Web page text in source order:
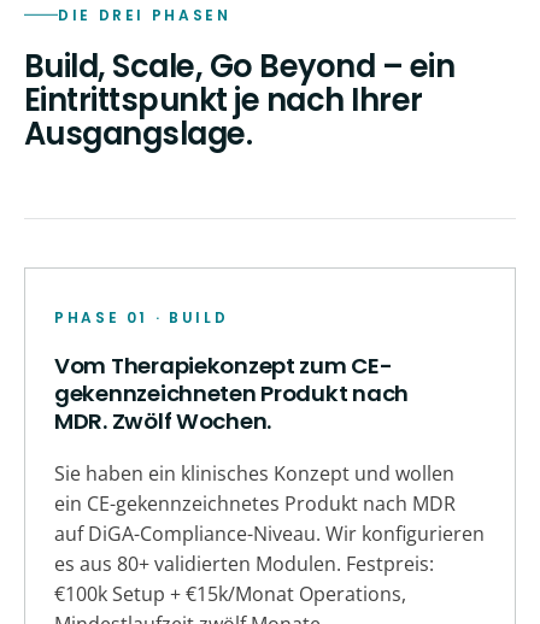
DIE DREI PHASEN
Build, Scale, Go Beyond – ein
Eintrittspunkt je nach Ihrer
Ausgangslage.
PHASE 01 · BUILD
Vom Therapiekonzept zum CE-
gekennzeichneten Produkt nach
MDR. Zwölf Wochen.
Sie haben ein klinisches Konzept und wollen
ein CE-gekennzeichnetes Produkt nach MDR
auf DiGA-Compliance-Niveau. Wir konfigurieren
es aus 80+ validierten Modulen. Festpreis:
€100k Setup + €15k/Monat Operations,